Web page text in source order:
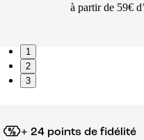
à partir de 59€
1
2
3
+ 24 points de fidélité